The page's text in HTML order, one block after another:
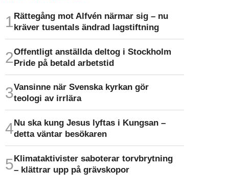
Rättegång mot Alfvén närmar sig – nu
kräver tusentals ändrad lagstiftning
Offentligt anställda deltog i Stockholm
Pride på betald arbetstid
Vansinne när Svenska kyrkan gör
teologi av irrlära
Nu ska kung Jesus lyftas i Kungsan –
detta väntar besökaren
Klimat­aktivister saboterar torv­brytning
– klättrar upp på gräv­skopor